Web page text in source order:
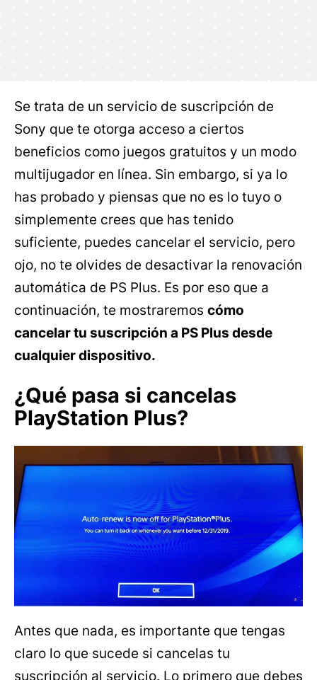
Se trata de un servicio de suscripción de
Sony que te otorga acceso a ciertos
beneficios como juegos gratuitos y un modo
multijugador en línea. Sin embargo, si ya lo
has probado y piensas que no es lo tuyo o
simplemente crees que has tenido
suficiente, puedes cancelar el servicio, pero
ojo, no te olvides de desactivar la renovación
automática de PS Plus. Es por eso que a
continuación, te mostraremos cómo
cancelar tu suscripción a PS Plus desde
cualquier dispositivo.
¿Qué pasa si cancelas
PlayStation Plus?
Antes que nada, es importante que tengas
claro lo que sucede si cancelas tu
suscripción al servicio. Lo primero que debes